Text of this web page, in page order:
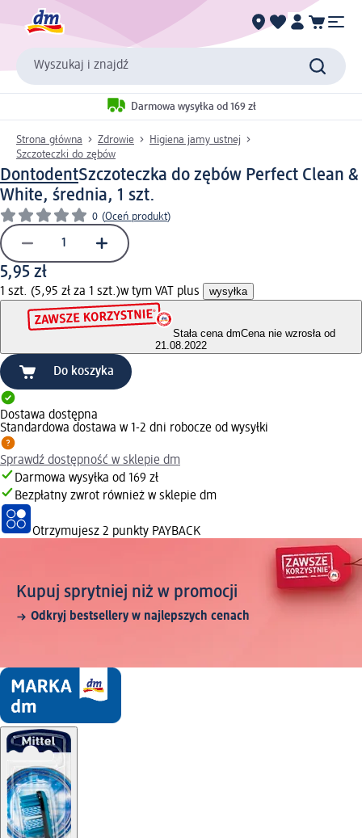
Wyszukaj i znajdź
Darmowa wysyłka od 169 zł
Strona główna Zdrowie
Higiena jamy ustnej
Szczoteczki do zębów
DontodentSzczoteczka do zębów Perfect Clean &
White, średnia, 1 szt.
0 (Oceń produkt)
5,95 zł
1 szt. (5,95 zł za 1 szt.)w tym VAT plus wysyłka
Stała cena dmCena nie wzrosła od
21.08.2022
Do koszyka
Dostawa dostępna
Standardowa dostawa w 1-2 dni robocze od wysyłki
Sprawdź dostępność w sklepie dm
Darmowa wysyłka od 169 zł
Bezpłatny zwrot również w sklepie dm
Otrzymujesz 2 punkty PAYBACK
Kupuj sprytniej niż w promocji
Odkryj bestsellery w najlepszych cenach